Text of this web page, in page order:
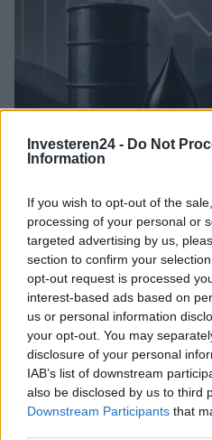
Investeren24 - Do Not
Information
If you wish to opt-out of the
processing of your personal or
targeted advertising by us,
section to confirm your
opt-out request is processed
interest-based ads based on
us or personal information
your opt-out. You may
disclosure of your personal
IAB’s list of downstream
also be disclosed by us to third
Downstream Participants that
Sanne De Vries · 6 aug 2026
NEWS